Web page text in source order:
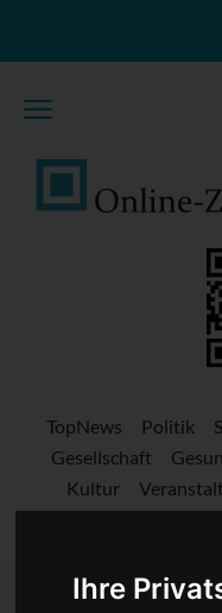
Ihre
TopNews Politik
Gesellschaft
Kultur